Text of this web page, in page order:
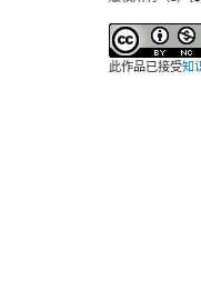
此作品已接受知